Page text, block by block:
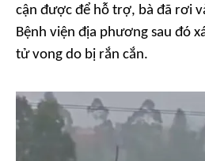
cận được để hỗ trợ, bà đã rơi
Bệnh viện địa phương sau đó
tử vong do bị rắn cắn.